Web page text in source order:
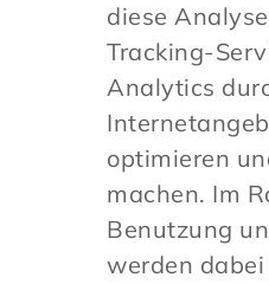
diese
Tracking-
Analytics
optimieren
machen. Im
Benutzung
werden